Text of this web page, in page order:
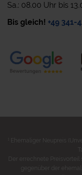
Sa.: 08.00 Uhr bis
Bis gleich! +49 341-
Ehemaliger Neupreis
Der errechnete
gegenüber der